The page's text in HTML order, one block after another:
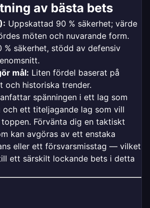
av bästa bets
Uppskattad 90 % säkerhet; värde
möten och nuvarande form.
% säkerhet, stödd av defensiv
mål: Liten fördel baserat på
och historiska trender.
spänningen i ett lag som
ett titeljagande lag som vill
Förvänta dig en taktiskt
kan avgöras av ett enstaka
eller ett försvarsmisstag — vilket
ett särskilt lockande bets i detta